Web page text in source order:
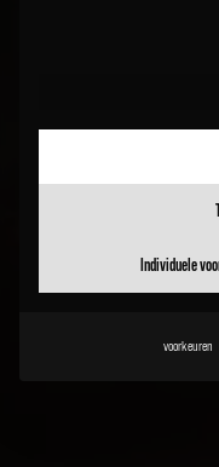
Individuele
voorkeuren